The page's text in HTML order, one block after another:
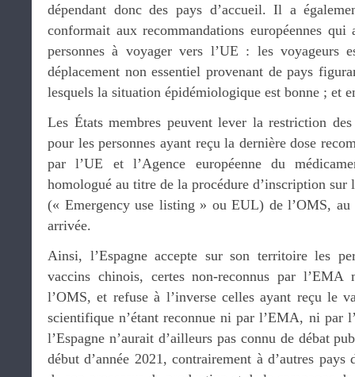
dépendant donc des pays d’accueil. Il a
conformait aux recommandations européennes qui
personnes à voyager vers l’UE : les voyageurs
déplacement non essentiel provenant de pays
lesquels la situation épidémiologique est bonne ; et
Les États membres peuvent lever la restriction des
pour les personnes ayant reçu la dernière dose
par l’UE et l’Agence européenne du
homologué au titre de la procédure d’inscription sur
(« Emergency use listing » ou EUL) de l’OMS,
arrivée.
Ainsi, l’Espagne accepte sur son territoire les
vaccins chinois, certes non-reconnus par
l’OMS, et refuse à l’inverse celles ayant reçu le
scientifique n’étant reconnue ni par l’EMA, ni par
l’Espagne n’aurait d’ailleurs pas connu de débat
début d’année 2021, contrairement à d’autres